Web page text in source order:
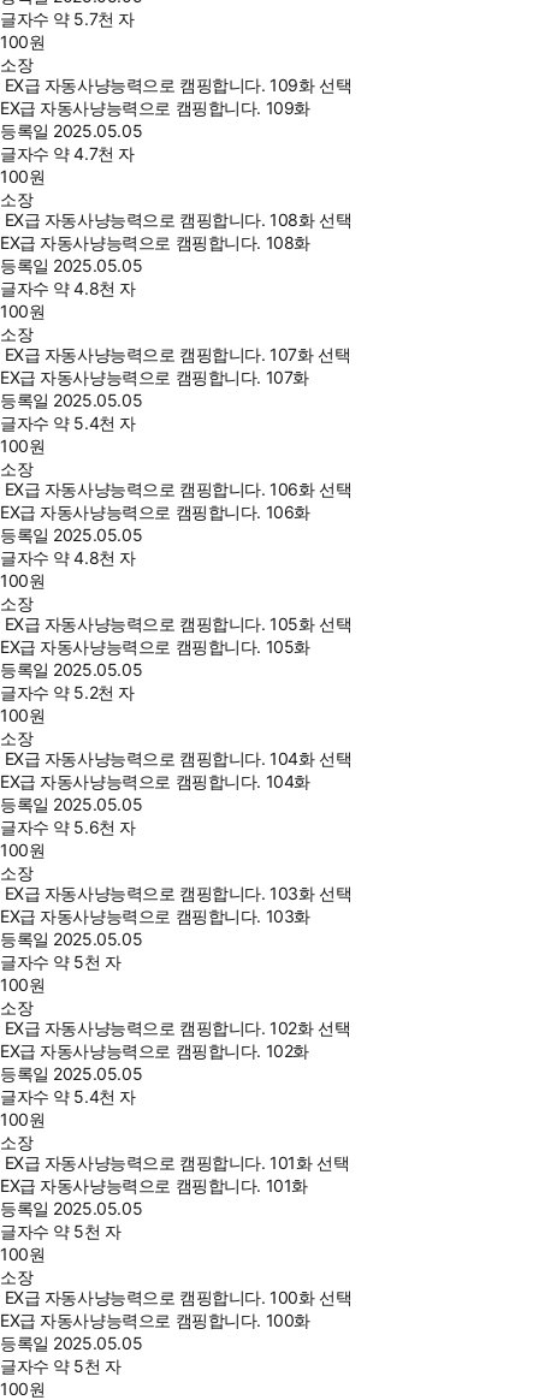
글자수 약 5.7천 자
100원
소장
EX급 자동사냥능력으로 캠핑합니다. 109화 선택
EX급 자동사냥능력으로 캠핑합니다. 109화
등록일 2025.05.05
글자수 약 4.7천 자
100원
소장
EX급 자동사냥능력으로 캠핑합니다. 108화 선택
EX급 자동사냥능력으로 캠핑합니다. 108화
등록일 2025.05.05
글자수 약 4.8천 자
100원
소장
EX급 자동사냥능력으로 캠핑합니다. 107화 선택
EX급 자동사냥능력으로 캠핑합니다. 107화
등록일 2025.05.05
글자수 약 5.4천 자
100원
소장
EX급 자동사냥능력으로 캠핑합니다. 106화 선택
EX급 자동사냥능력으로 캠핑합니다. 106화
등록일 2025.05.05
글자수 약 4.8천 자
100원
소장
EX급 자동사냥능력으로 캠핑합니다. 105화 선택
EX급 자동사냥능력으로 캠핑합니다. 105화
등록일 2025.05.05
글자수 약 5.2천 자
100원
소장
EX급 자동사냥능력으로 캠핑합니다. 104화 선택
EX급 자동사냥능력으로 캠핑합니다. 104화
등록일 2025.05.05
글자수 약 5.6천 자
100원
소장
EX급 자동사냥능력으로 캠핑합니다. 103화 선택
EX급 자동사냥능력으로 캠핑합니다. 103화
등록일 2025.05.05
글자수 약 5천 자
100원
소장
EX급 자동사냥능력으로 캠핑합니다. 102화 선택
EX급 자동사냥능력으로 캠핑합니다. 102화
등록일 2025.05.05
글자수 약 5.4천 자
100원
소장
EX급 자동사냥능력으로 캠핑합니다. 101화 선택
EX급 자동사냥능력으로 캠핑합니다. 101화
등록일 2025.05.05
글자수 약 5천 자
100원
소장
EX급 자동사냥능력으로 캠핑합니다. 100화 선택
EX급 자동사냥능력으로 캠핑합니다. 100화
등록일 2025.05.05
글자수 약 5천 자
100원